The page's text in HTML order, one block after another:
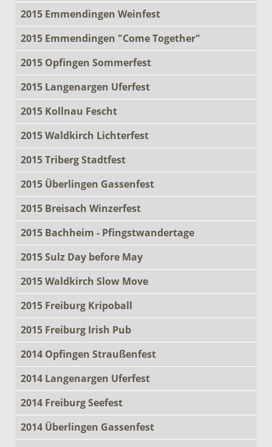
2015 Emmendingen Weinfest
2015 Emmendingen "Come Together"
2015 Opfingen Sommerfest
2015 Langenargen Uferfest
2015 Kollnau Fescht
2015 Waldkirch Lichterfest
2015 Triberg Stadtfest
2015 Überlingen Gassenfest
2015 Breisach Winzerfest
2015 Bachheim - Pfingstwandertage
2015 Sulz Day before May
2015 Waldkirch Slow Move
2015 Freiburg Kripoball
2015 Freiburg Irish Pub
2014 Opfingen Straußenfest
2014 Langenargen Uferfest
2014 Freiburg Seefest
2014 Überlingen Gassenfest